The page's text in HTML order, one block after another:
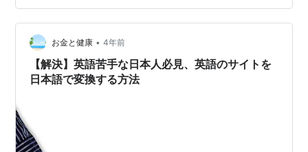
った。 詳細な手順については以下の通り。
お金と健康 • 4年前
【解決】英語苦手な日本人必見、英語のサイトを
日本語で変換する方法